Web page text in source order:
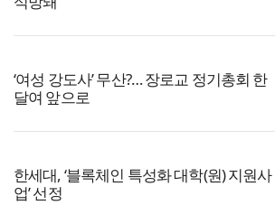
‘여성 강도사’ 무산?… 장로교 정기총회 한
달여 앞으로
한세대, ‘블록체인 특성화 대학(원) 지원사
업’ 선정